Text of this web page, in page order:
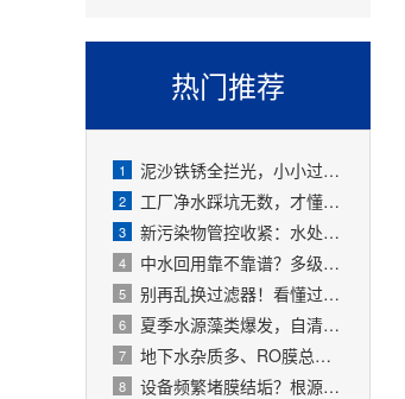
热门推荐
1 泥沙铁锈全拦光，小小过滤器拯救整套水处理设备
2 工厂净水踩坑无数，才懂过滤器是整套工艺的地基
3 新污染物管控收紧：水处理精密过滤器可截留微塑料、微量有害物质
4 中水回用靠不靠谱？多级过滤器层层过滤，出水达标可循环
5 别再乱换过滤器！看懂过滤精度，水处理过滤器少花冤枉钱
6 夏季水源藻类爆发，自清洗过滤器搞定原水预处理难题
7 地下水杂质多、RO膜总报废！一支滤芯过滤器就能大幅延寿
8 设备频繁堵膜结垢？根源就是前置水处理过滤器没配对